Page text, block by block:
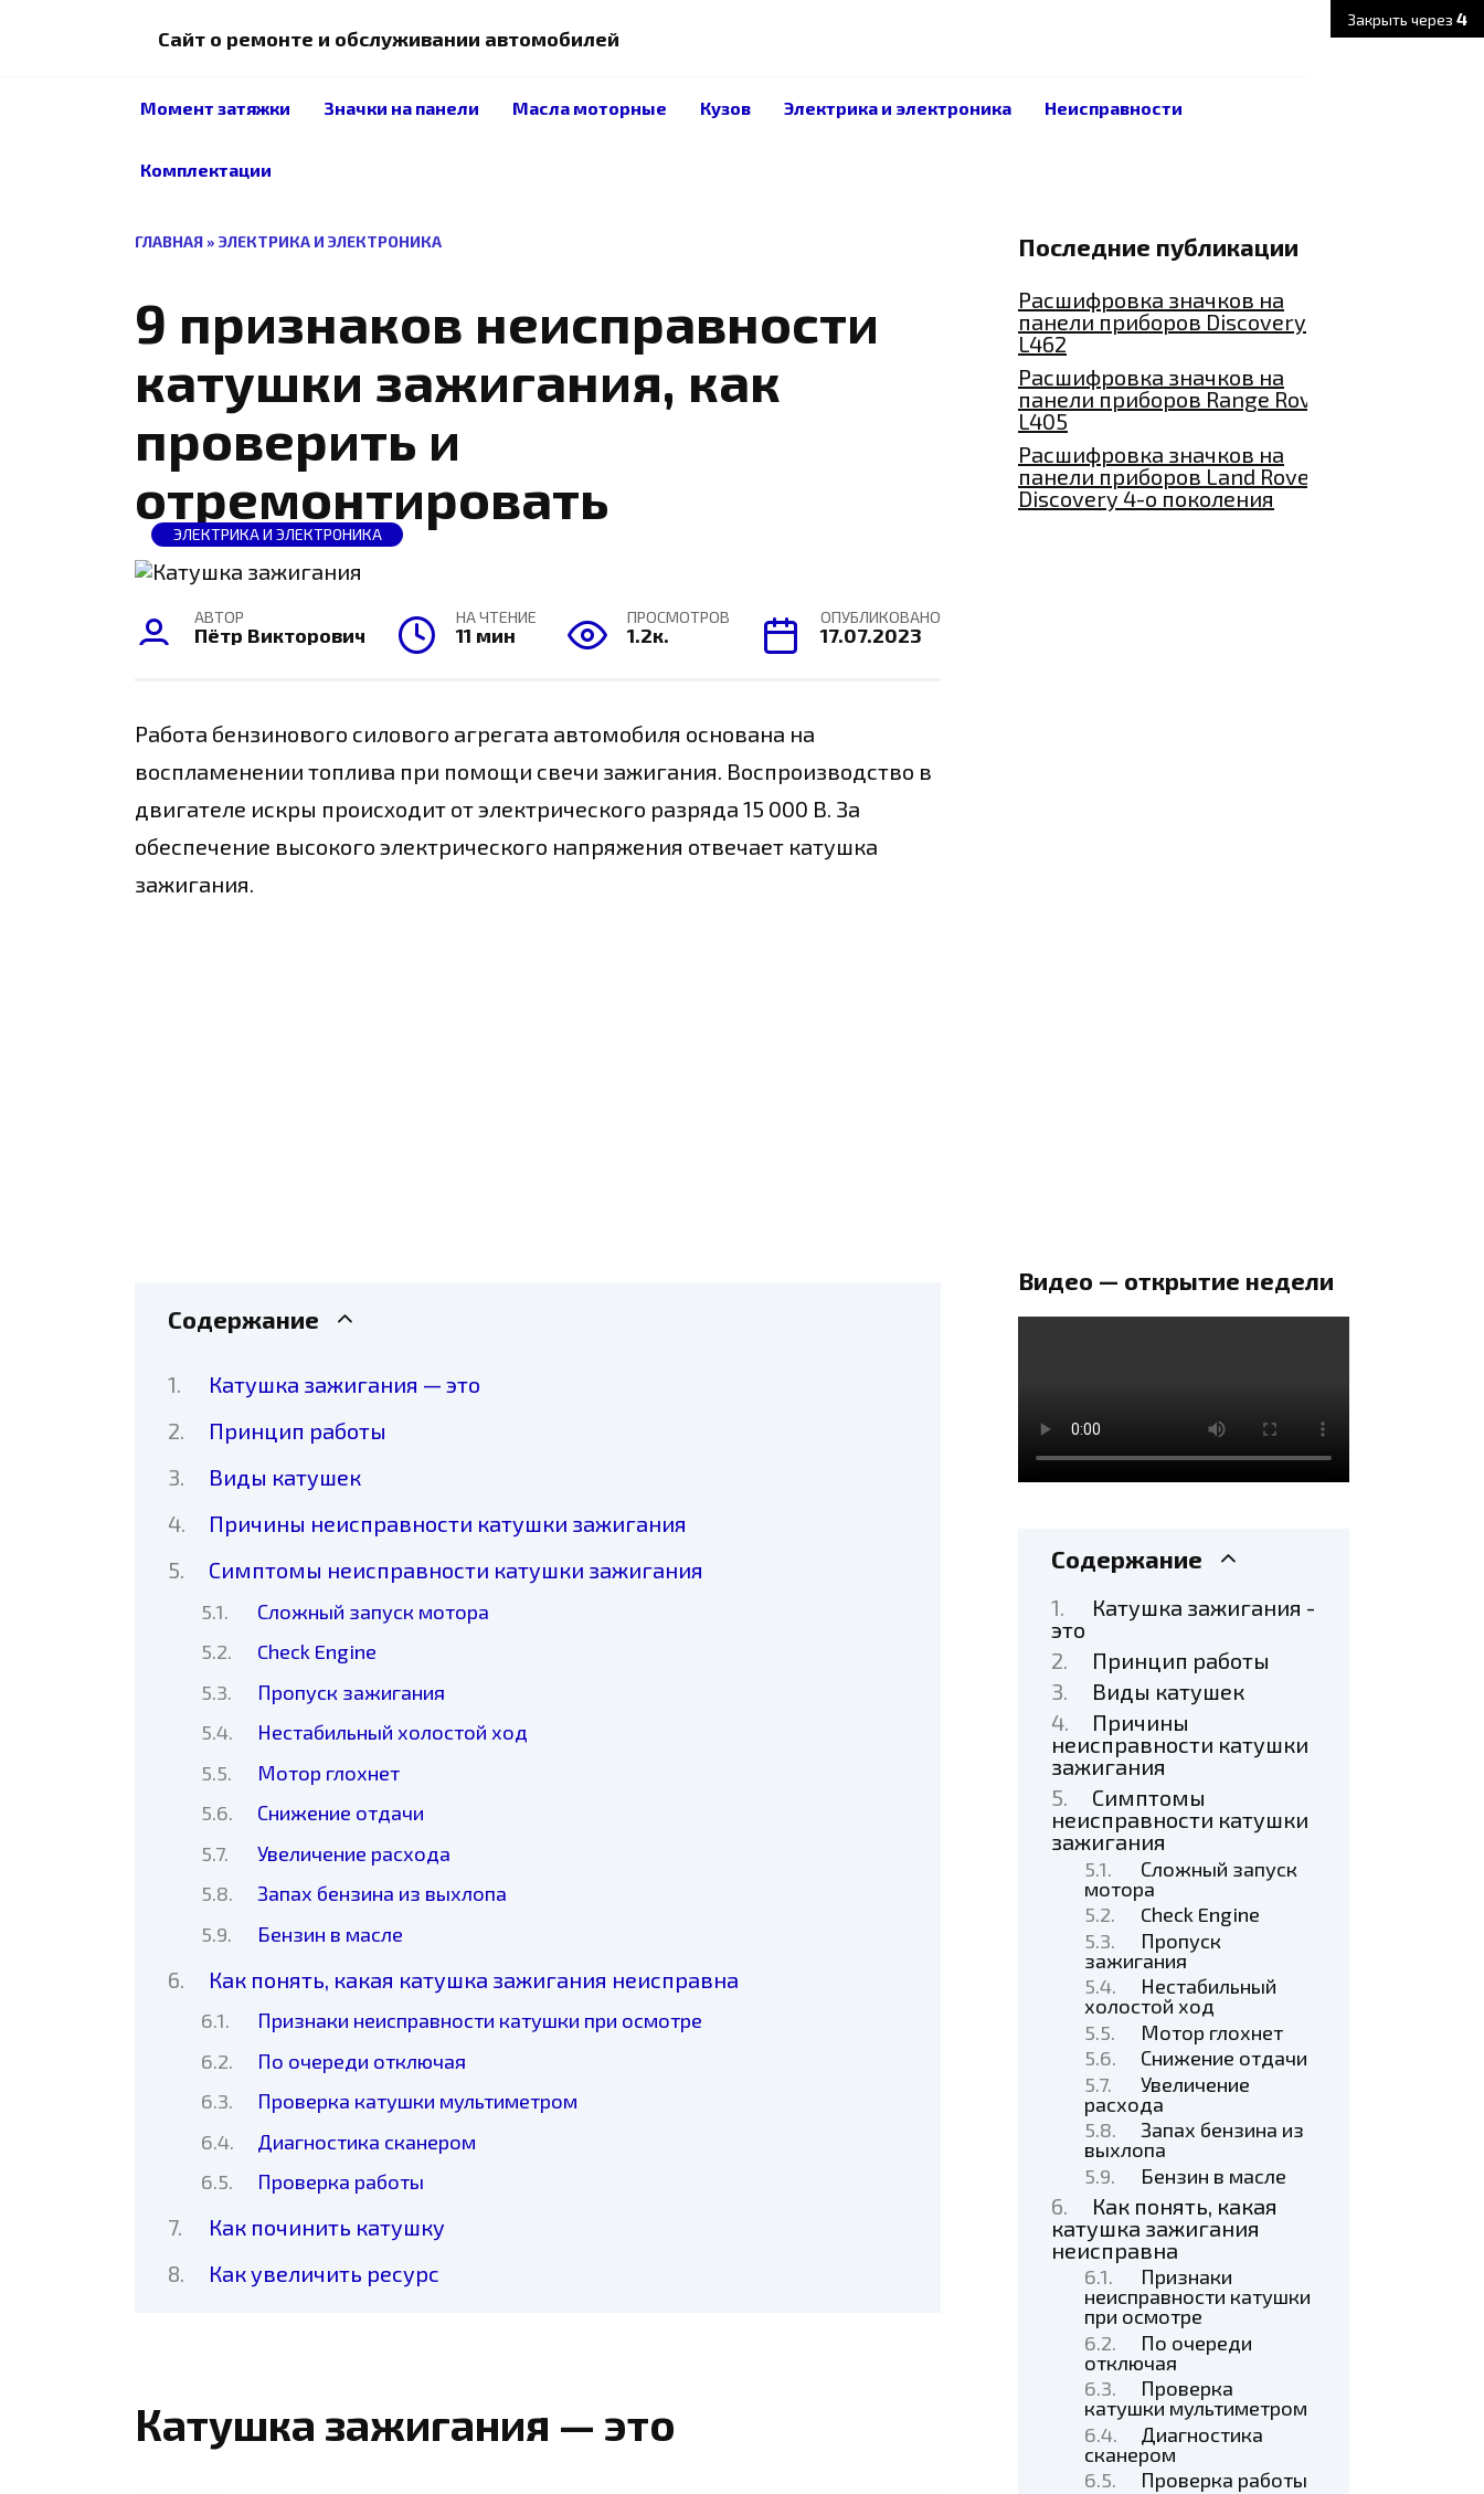
Закрыть через3
Сайт о ремонте и обслуживании автомобилей
Момент затяжки Значки на панели Масла моторные Кузов Электрика и электроника Неисправности
Комплектации
ГЛАВНАЯ » ЭЛЕКТРИКА И ЭЛЕКТРОНИКА
9 признаков неисправности
катушки зажигания, как
проверить и
отремонтировать
ЭЛЕКТРИКА И ЭЛЕКТРОНИКА
АВТОР
Пётр Викторович
НА ЧТЕНИЕ
11 мин
ПРОСМОТРОВ
1.2к.
ОПУБЛИКОВАНО
17.07.2023
Работа бензинового силового агрегата автомобиля основана на
воспламенении топлива при помощи свечи зажигания. Воспроизводство в
двигателе искры происходит от электрического разряда 15 000 В. За
обеспечение высокого электрического напряжения отвечает катушка
зажигания.
Содержание
Катушка зажигания — это
Принцип работы
Виды катушек
Причины неисправности катушки зажигания
Симптомы неисправности катушки зажигания
Сложный запуск мотора
Check Engine
Пропуск зажигания
Нестабильный холостой ход
Мотор глохнет
Снижение отдачи
Увеличение расхода
Запах бензина из выхлопа
Бензин в масле
Как понять, какая катушка зажигания неисправна
Признаки неисправности катушки при осмотре
По очереди отключая
Проверка катушки мультиметром
Диагностика сканером
Проверка работы
Как починить катушку
Как увеличить ресурс
Катушка зажигания — это
Последние публикации
Расшифровка значков на
панели приборов Discovery
L462
Расшифровка значков на
панели приборов Range Rover
L405
Расшифровка значков на
панели приборов Land Rover
Discovery 4-о поколения
Видео — открытие недели
Содержание
Катушка зажигания -
это
Принцип работы
Виды катушек
Причины
неисправности катушки
зажигания
Симптомы
неисправности катушки
зажигания
Сложный запуск
мотора
Check Engine
Пропуск
зажигания
Нестабильный
холостой ход
Мотор глохнет
Снижение отдачи
Увеличение
расхода
Запах бензина из
выхлопа
Бензин в масле
Как понять, какая
катушка зажигания
неисправна
Признаки
неисправности катушки
при осмотре
По очереди
отключая
Проверка
катушки мультиметром
Диагностика
сканером
Проверка работы